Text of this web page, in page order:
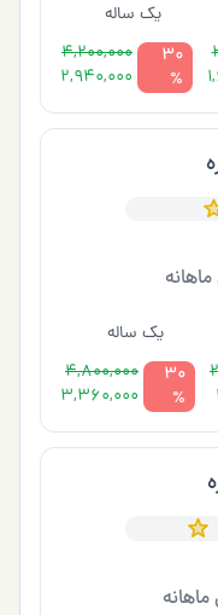
یک ساله
30
%
4,200,000
2,940,000
یک ساله
30
%
4,800,000
3,360,000